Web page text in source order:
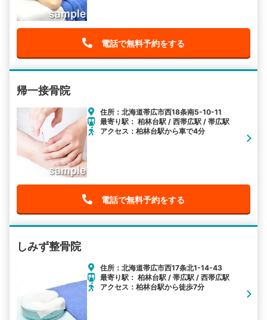
電話で無料予約をする
帰一接骨院
住所：北海道帯広市西18条南5-10-11
最寄り駅： 柏林台駅 / 西帯広駅 / 帯広駅
アクセス：柏林台駅から車で4分
電話で無料予約をする
しみず整骨院
住所：北海道帯広市西17条北1-14-43
最寄り駅： 柏林台駅 / 帯広駅 / 西帯広駅
アクセス：柏林台駅から徒歩7分